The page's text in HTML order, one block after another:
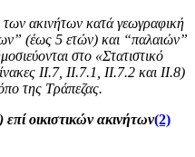
των ακινήτων κατά γεωγραφική
(έως 5 ετών) και “παλαιών”
στο «Στατιστικό
ΙΙ.7, ΙΙ.7.1, ΙΙ.7.2 και ΙΙ.8)
της Τράπεζας.
οικιστικών ακινήτων(2)